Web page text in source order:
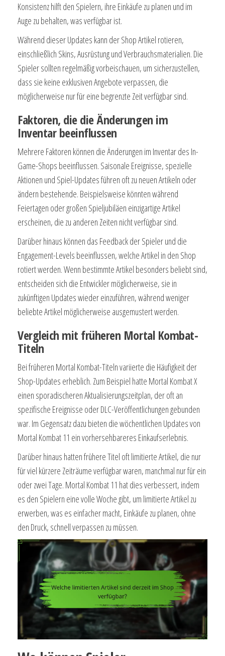
Konsistenz hilft den Spielern, ihre Einkäufe zu planen und im
Auge zu behalten, was verfügbar ist.
Während dieser Updates kann der Shop Artikel rotieren,
einschließlich Skins, Ausrüstung und Verbrauchsmaterialien. Die
Spieler sollten regelmäßig vorbeischauen, um sicherzustellen,
dass sie keine exklusiven Angebote verpassen, die
möglicherweise nur für eine begrenzte Zeit verfügbar sind.
Faktoren, die die Änderungen im
Inventar beeinflussen
Mehrere Faktoren können die Änderungen im Inventar des In-
Game-Shops beeinflussen. Saisonale Ereignisse, spezielle
Aktionen und Spiel-Updates führen oft zu neuen Artikeln oder
ändern bestehende. Beispielsweise könnten während
Feiertagen oder großen Spieljubiläen einzigartige Artikel
erscheinen, die zu anderen Zeiten nicht verfügbar sind.
Darüber hinaus können das Feedback der Spieler und die
Engagement-Levels beeinflussen, welche Artikel in den Shop
rotiert werden. Wenn bestimmte Artikel besonders beliebt sind,
entscheiden sich die Entwickler möglicherweise, sie in
zukünftigen Updates wieder einzuführen, während weniger
beliebte Artikel möglicherweise ausgemustert werden.
Vergleich mit früheren Mortal Kombat-
Titeln
Bei früheren Mortal Kombat-Titeln variierte die Häufigkeit der
Shop-Updates erheblich. Zum Beispiel hatte Mortal Kombat X
einen sporadischeren Aktualisierungszeitplan, der oft an
spezifische Ereignisse oder DLC-Veröffentlichungen gebunden
war. Im Gegensatz dazu bieten die wöchentlichen Updates von
Mortal Kombat 11 ein vorhersehbareres Einkaufserlebnis.
Darüber hinaus hatten frühere Titel oft limitierte Artikel, die nur
für viel kürzere Zeiträume verfügbar waren, manchmal nur für ein
oder zwei Tage. Mortal Kombat 11 hat dies verbessert, indem
es den Spielern eine volle Woche gibt, um limitierte Artikel zu
erwerben, was es einfacher macht, Einkäufe zu planen, ohne
den Druck, schnell verpassen zu müssen.